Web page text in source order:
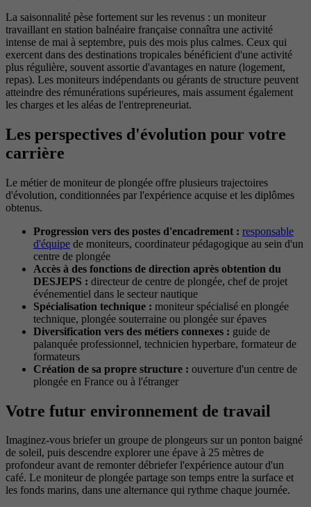
La saisonnalité pèse fortement sur les revenus : un moniteur
travaillant en station balnéaire française connaîtra une activité
intense de mai à septembre, puis des mois plus calmes. Ceux qui
exercent dans des destinations tropicales bénéficient d'une activité
plus régulière, souvent assortie d'avantages en nature (logement,
repas). Les moniteurs indépendants ou gérants de structure peuvent
atteindre des rémunérations supérieures, mais assument également
les charges et les aléas de l'entrepreneuriat.
Les perspectives d'évolution pour votre
carrière
Le métier de moniteur de plongée offre plusieurs trajectoires
d'évolution, conditionnées par l'expérience acquise et les diplômes
obtenus.
Progression vers des postes d'encadrement : responsable
d'équipe de moniteurs, coordinateur pédagogique au sein d'un
centre de plongée
Accès à des fonctions de direction après obtention du
DESJEPS : directeur de centre de plongée, chef de projet
événementiel dans le secteur nautique
Spécialisation technique : moniteur spécialisé en plongée
technique, plongée souterraine ou plongée sur épaves
Diversification vers des métiers connexes : guide de
palanquée professionnel, technicien hyperbare, formateur de
formateurs
Création de sa propre structure : ouverture d'un centre de
plongée en France ou à l'étranger
Votre futur environnement de travail
Imaginez-vous briefer un groupe de plongeurs sur un ponton baigné
de soleil, puis descendre explorer une épave à 25 mètres de
profondeur avant de remonter débriefer l'expérience autour d'un
café. Le moniteur de plongée partage son temps entre la surface et
les fonds marins, dans une alternance qui rythme chaque journée.